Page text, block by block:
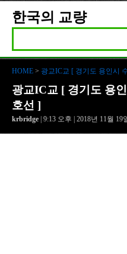
한국의 교량
HOME > 광교IC교 [ 경기도 용인시
광교IC교 [ 경기도 용
호선 ]
krbridge | 9:13 오후 | 2018년 11월 19